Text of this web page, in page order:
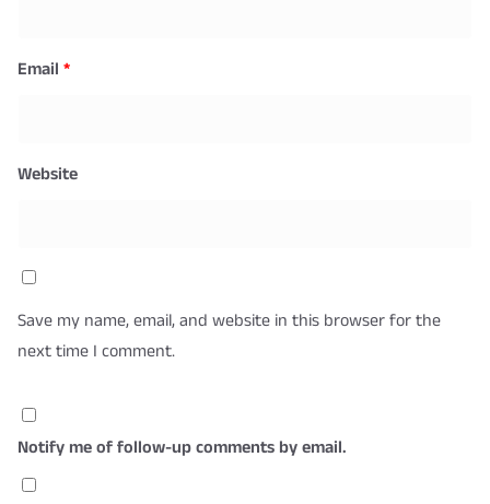
Email *
Website
Save my name, email, and website in this browser for the
next time I comment.
Notify me of follow-up comments by email.